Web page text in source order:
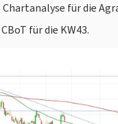
Chartanalyse für die
für die KW43.